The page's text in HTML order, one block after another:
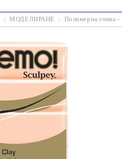
МОДЕЛИРАНЕ Полимерна глина